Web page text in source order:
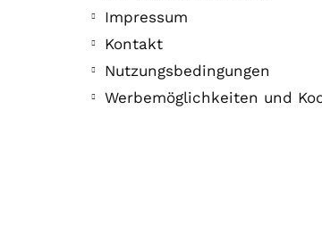
Impressum
Kontakt
Nutzungsbedingungen
Werbemöglichkeiten und